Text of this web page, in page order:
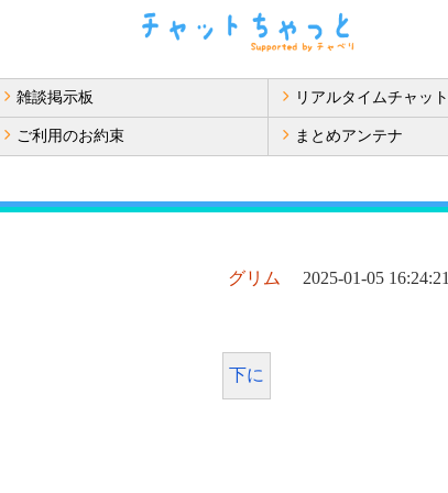
雑談掲示板 リアルタイムチャット
ご利用のお約束 まとめアンテナ
グリム 2025-01-05 16:24:21
下に